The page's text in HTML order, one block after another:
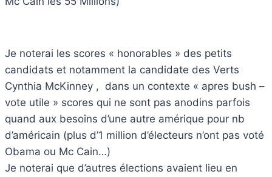
Je noterai les scores « honorables » des petits
candidats et notamment la candidate des Verts
Cynthia McKinney , dans un contexte « apres bush –
vote utile » scores qui ne sont pas anodins parfois
quand aux besoins d’une autre amérique pour nb
d’américain (plus d’1 million d’électeurs n’ont pas voté
Obama ou Mc Cain…)
Je noterai que d’autres élections avaient lieu en